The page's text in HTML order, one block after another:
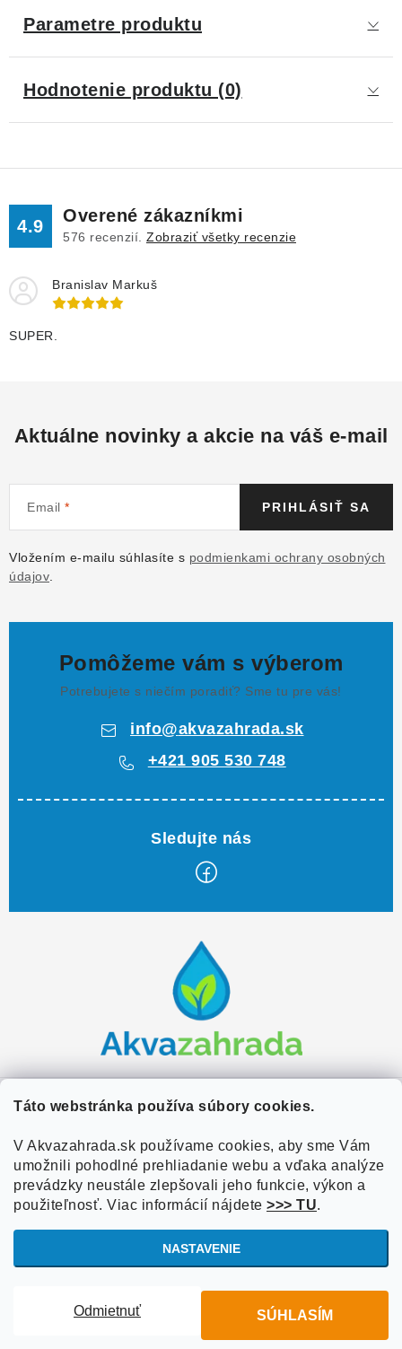
Táto webstránka používa súbory cookies.
V Akvazahrada.sk používame cookies, aby sme Vám
umožnili pohodlné prehliadanie webu a vďaka analýze
prevádzky neustále zlepšovali jeho funkcie, výkon a
použiteľnosť. Viac informácií nájdete >>> TU.
NASTAVENIE
Odmietnuť SÚHLASÍM
Parametre produktu
Hodnotenie produktu (0)
4.9
Overené zákazníkmi
576 recenzií. Zobraziť všetky recenzie
Branislav Markuš
SUPER.
Aktuálne novinky a akcie na váš e-mail
Email
Vložením e-mailu súhlasíte s podmienkami ochrany osobných
údajov
PRIHLÁSIŤ SA
Pomôžeme vám s výberom
Potrebujete s niečím poradiť? Sme tu pre vás!
info@akvazahrada.sk
+421 905 530 748
e
Zákaznícky servis
Doprava a platba
Obchodné podmienky
Ochrana osobných údajov
Informácie o súboroch cookies
Zásady používania súborov cookies
Užitočné informácie
O nás
Referencie
Overené zákazníkmi
Vytvoril Shoptet
. Všetky práva vyhradené.